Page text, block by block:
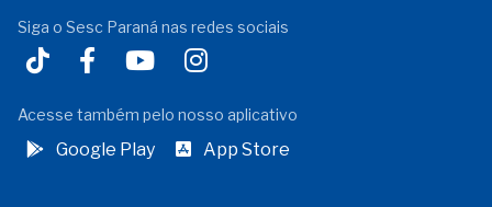
Siga o Sesc Paraná nas redes sociais
Acesse também pelo nosso aplicativo
Google Play App Store